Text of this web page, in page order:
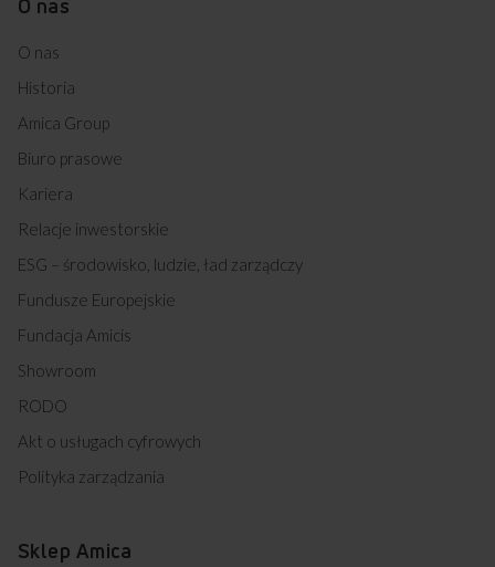
O nas
O nas
Historia
Amica Group
Biuro prasowe
Kariera
Relacje inwestorskie
ESG – środowisko, ludzie, ład zarządczy
Fundusze Europejskie
Fundacja Amicis
Showroom
RODO
Akt o usługach cyfrowych
Polityka zarządzania
Sklep Amica